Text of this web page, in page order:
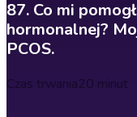
87. Co mi
hormonalnej?
PCOS.
Czas trwania20 minut